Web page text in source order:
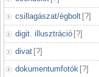
csillagászat/égbolt [?]
digit. illusztráció [?]
divat [?]
dokumentumfotók [?]